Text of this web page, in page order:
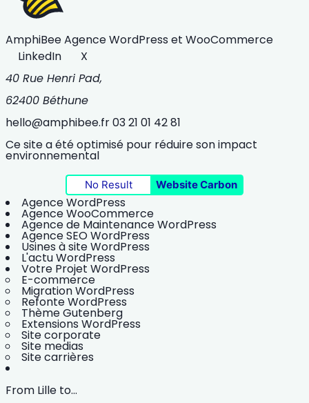
AmphiBeeAgence WordPress et WooCommerce
LinkedIn
X
40 Rue Henri Pad,
62400 Béthune
hello@amphibee.fr03 21 01 42 81
Ce site a été optimisé pour réduire son impact
environnemental
No Result Website Carbon
Agence WordPress
Agence WooCommerce
Agence de Maintenance WordPress
Agence SEO WordPress
Usines à site WordPress
L'actu WordPress
Votre Projet WordPress
E-commerce
Migration WordPress
Refonte WordPress
Thème Gutenberg
Extensions WordPress
Site corporate
Site medias
Site carrières
From Lille to...